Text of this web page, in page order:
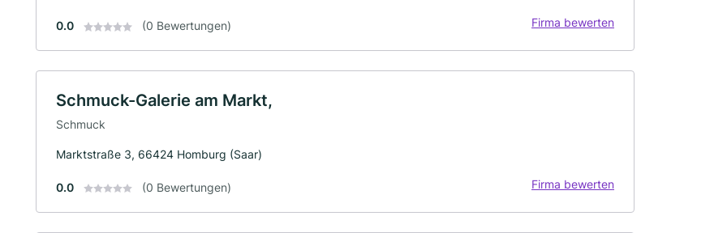
0.0 (0 Bewertungen) Firma bewerten
Schmuck-Galerie am Markt,
Schmuck
Marktstraße 3, 66424 Homburg (Saar)
0.0 (0 Bewertungen) Firma bewerten